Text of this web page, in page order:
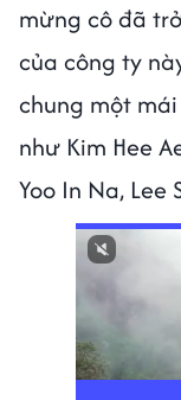
mừng cô đã
của công ty
chung một
như Kim Hee
Yoo In Na, Lee